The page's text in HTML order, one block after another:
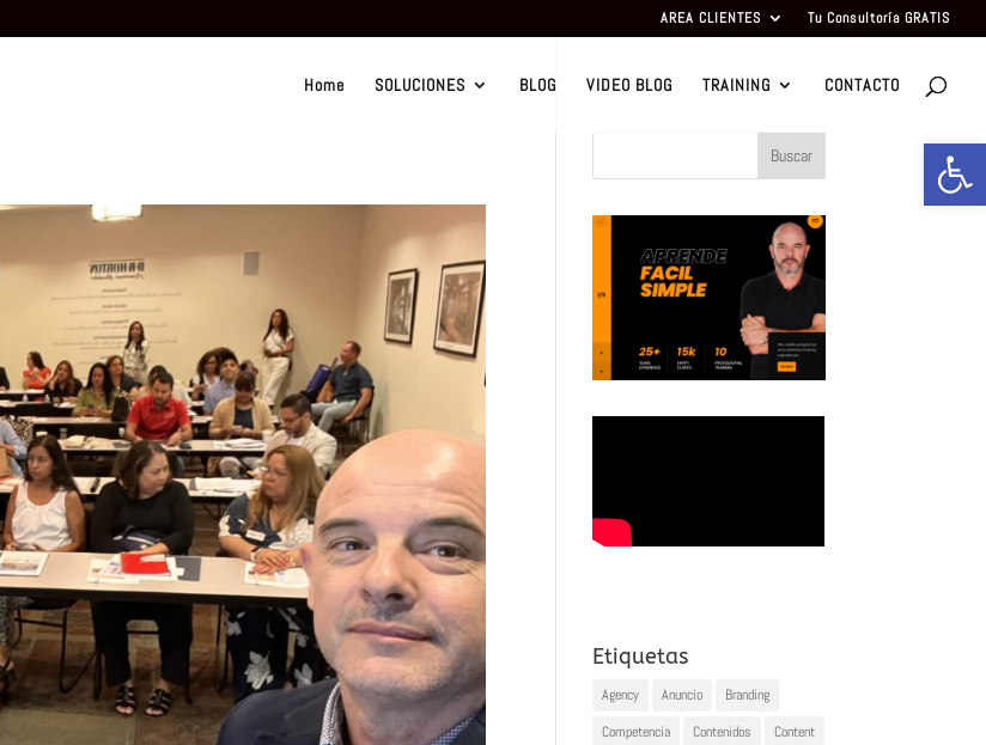
Abrir
AREA CLIENTES Tu Consultoría GRATIS
Home SOLUCIONES BLOG VIDEO BLOG TRAINING CONTACTO
Etiquetas
Agency Anuncio
Branding
Competencia
Contenidos
Content